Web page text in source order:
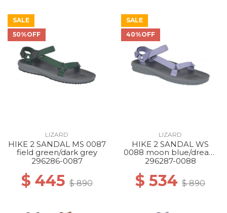
SALE
50%OFF
LIZARD
HIKE 2 SANDAL MS 0087
field green/dark grey
296286-0087
$ 445$ 890
SALE
40%OFF
LIZARD
HIKE 2 SANDAL WS
0088 moon blue/dream
blue
296287-0088
$ 534 $ 890